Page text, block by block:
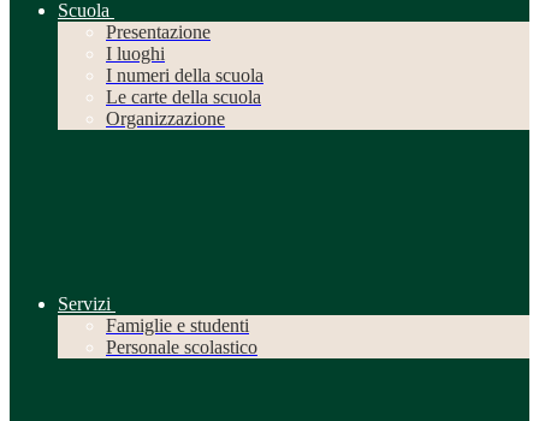
Scuola
Presentazione
I luoghi
I numeri della scuola
Le carte della scuola
Organizzazione
Servizi
Famiglie e studenti
Personale scolastico